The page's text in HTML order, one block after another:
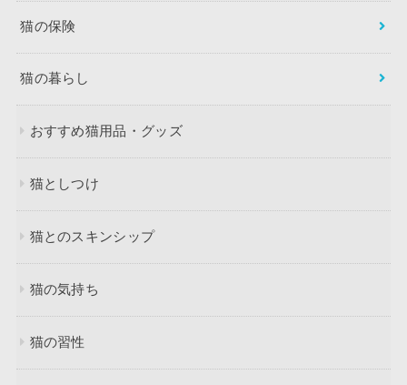
猫の保険
猫の暮らし
おすすめ猫用品・グッズ
猫としつけ
猫とのスキンシップ
猫の気持ち
猫の習性